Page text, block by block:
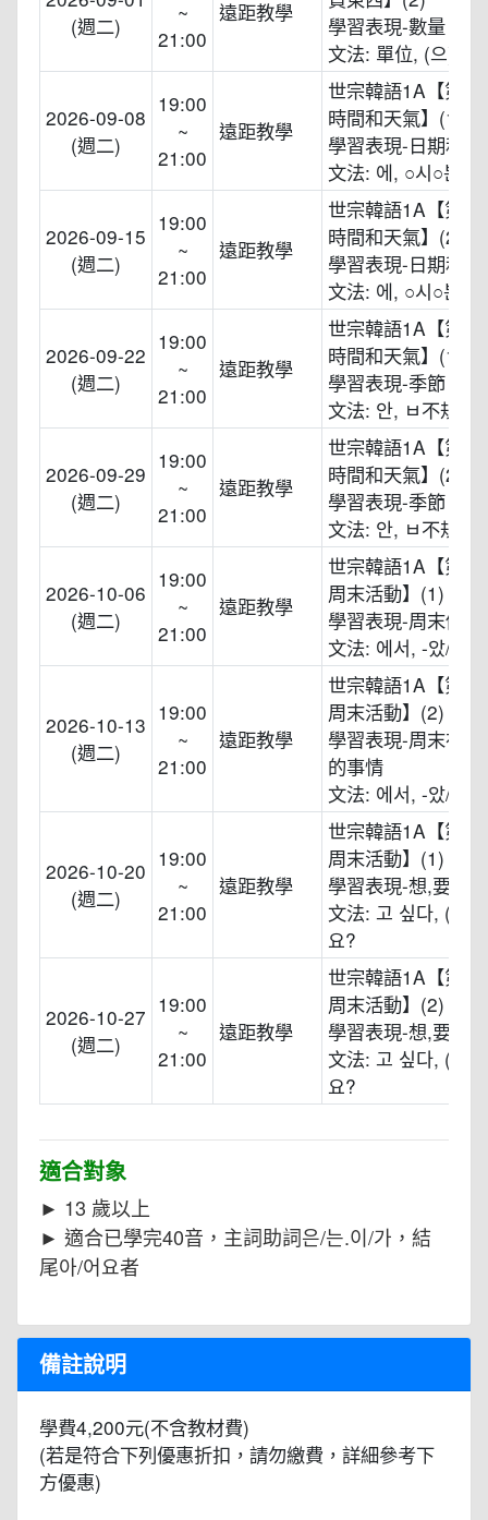
(週二)
~
21:00
遠距教學
學習表現-數量、價
文法: 單位, (으)세요
2026-09-08
(週二)
19:00
~
21:00
遠距教學
世宗韓語1A【第七
時間和天氣】(1)
學習表現-日期和星
文法: 에, ○시○분
2026-09-15
(週二)
19:00
~
21:00
遠距教學
世宗韓語1A【第七
時間和天氣】(2)
學習表現-日期和星
文法: 에, ○시○분
2026-09-22
(週二)
19:00
~
21:00
遠距教學
世宗韓語1A【第八
時間和天氣】(1)
學習表現-季節
文法: 안, ㅂ不規則
2026-09-29
(週二)
19:00
~
21:00
遠距教學
世宗韓語1A【第八
時間和天氣】(2)
學習表現-季節
文法: 안, ㅂ不規則
2026-10-06
(週二)
19:00
~
21:00
遠距教學
世宗韓語1A【第九
周末活動】(1)
學習表現-周末做的
文法: 에서, -았/었
2026-10-13
(週二)
19:00
~
21:00
遠距教學
世宗韓語1A【第九
周末活動】(2)
學習表現-周末在
的事情
文法: 에서, -았/었
2026-10-20
(週二)
19:00
~
21:00
遠距教學
世宗韓語1A【第十
周末活動】(1)
學習表現-想,要不
文法: 고 싶다, (으)
요?
2026-10-27
(週二)
19:00
~
21:00
遠距教學
世宗韓語1A【第十
周末活動】(2)
學習表現-想,要不
文法: 고 싶다, (으)
요?
適合對象
► 13 歲以上
► 適合已學完40音，主詞助詞은/는.이/가，結
尾아/어요者
備註說明
學費4,200元(不含教材費)
(若是符合下列優惠折扣，請勿繳費，詳細參考下
方優惠)